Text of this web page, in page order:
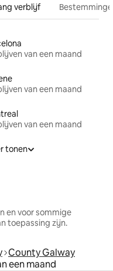
verblijf
van een maand
van een maand
van een maand
tonen
en voor sommige
toepassing zijn.
County Galway
een maand